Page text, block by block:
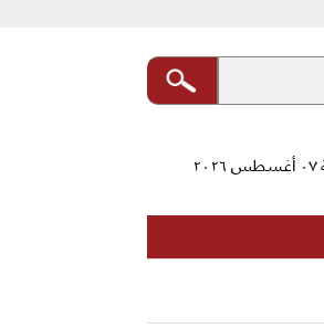
آخر تحديث للموقع: الجمعة ٠٧ أغسطس ٢٠٢٦